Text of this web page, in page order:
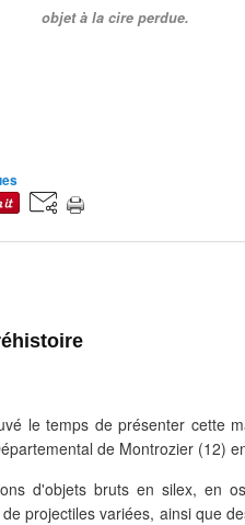
objet à la cire perdue.
le temps de présenter cette
de Montrozier (12)
d'objets bruts en silex, en
projectiles variées, ainsi que